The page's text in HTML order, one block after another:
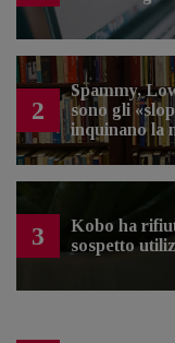
2
Spammy,
sono gli
inquinano la
3
Kobo ha
sospetto